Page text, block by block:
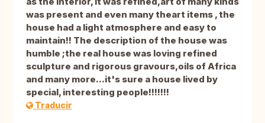
was present and even many theart items , the
house had a light atmosphere and easy to
maintain!! The description of the house was
humble ;the real house was loving refined
sculpture and rigorous gravours,oils of Africa
and many more...it's sure a house lived by
special, interesting people!!!!!!!
Traducir